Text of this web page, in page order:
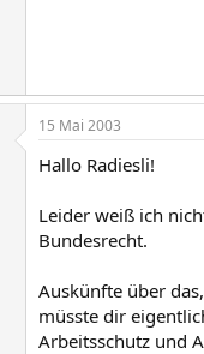
15 Mai 2003
Hallo Radiesli!
Leider weiß ich
Bundesrecht.
Auskünfte über
müsste dir
Arbeitsschutz und